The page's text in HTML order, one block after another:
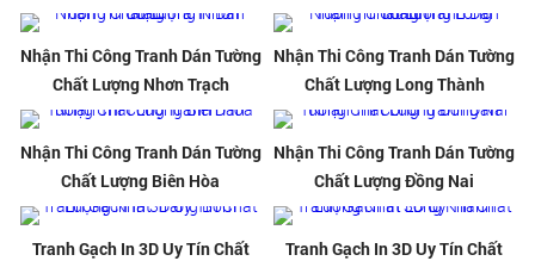
Nhận Thi Công Tranh Dán Tường
Chất Lượng Nhơn Trạch
Nhận Thi Công Tranh Dán Tường
Chất Lượng Long Thành
Nhận Thi Công Tranh Dán Tường
Chất Lượng Biên Hòa
Nhận Thi Công Tranh Dán Tường
Chất Lượng Đồng Nai
Tranh Gạch In 3D Uy Tín Chất
Tranh Gạch In 3D Uy Tín Chất